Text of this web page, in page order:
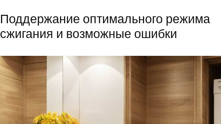
Поддержание оптимального режима
сжигания и возможные ошибки